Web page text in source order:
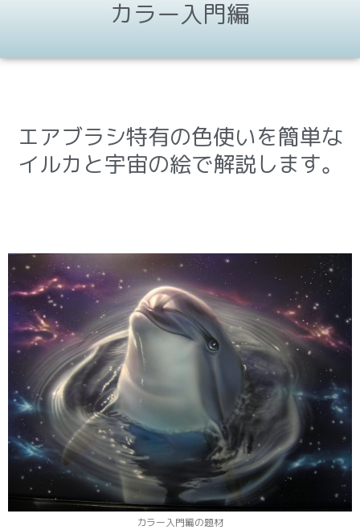
カラー入門編
エアブラシ特有の色使いを簡単な
イルカと宇宙の絵で解説します。
カラー入門編の題材